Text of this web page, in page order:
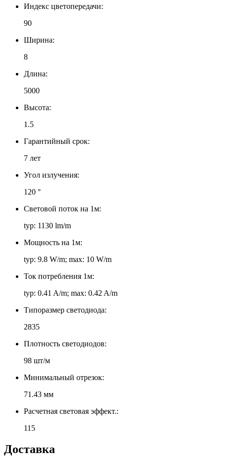
Индекс цветопередачи:
90
Ширина:
8
Длина:
5000
Высота:
1.5
Гарантийный срок:
7 лет
Угол излучения:
120 °
Световой поток на 1м:
typ: 1130 lm/m
Мощность на 1м:
typ: 9.8 W/m; max: 10 W/m
Ток потребления 1м:
typ: 0.41 A/m; max: 0.42 A/m
Типоразмер светодиода:
2835
Плотность светодиодов:
98 шт/м
Минимальный отрезок:
71.43 мм
Расчетная световая эффект.:
115
Доставка